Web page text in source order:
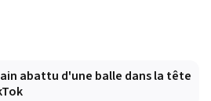
abattu d'une balle dans la tête